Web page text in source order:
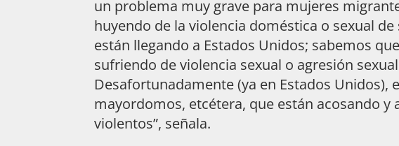
un problema muy grave para mujeres
huyendo de la violencia doméstica o sexual
están llegando a Estados Unidos; sabemos
sufriendo de violencia sexual o agresión
Desafortunadamente (ya en Estados Unidos),
mayordomos, etcétera, que están acosando
violentos”, señala.